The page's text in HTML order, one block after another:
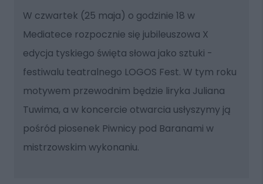
W czwartek (25 maja) o godzinie 18 w
Mediatece rozpocznie się jubileuszowa X
edycja tyskiego święta słowa jako sztuki -
festiwalu teatralnego LOGOS Fest. W tym roku
motywem przewodnim będzie liryka Juliana
Tuwima, a w koncercie otwarcia usłyszymy ją
pośród piosenek Piwnicy pod Baranami w
mistrzowskim wykonaniu.